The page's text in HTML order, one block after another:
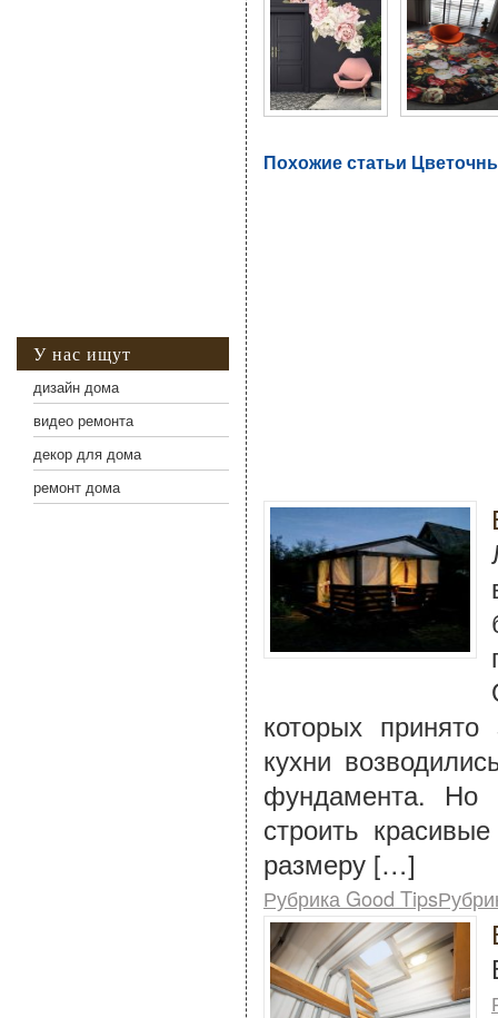
Похожие статьи
которых принято
кухни
фундамента. Но
строить
размеру […]
Рубрика Good
У нас ищут
дизайн дома
видео ремонта
декор для дома
ремонт дома